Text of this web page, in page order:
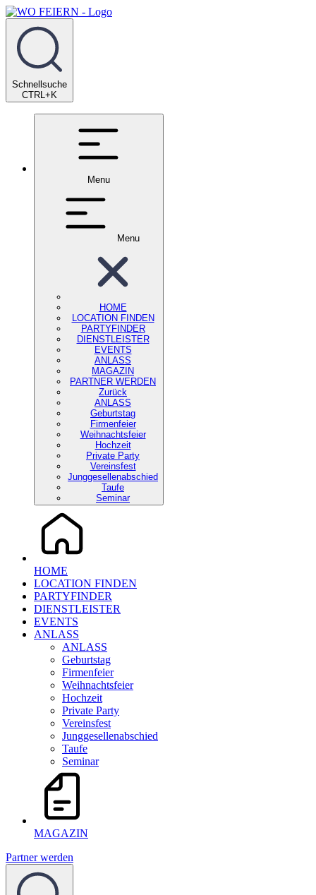
Schnellsuche
CTRL+K
Menu
Menu
HOME
LOCATION FINDEN
PARTYFINDER
DIENSTLEISTER
EVENTS
ANLASS
MAGAZIN
PARTNER WERDEN
Zurück
ANLASS
Geburtstag
Firmenfeier
Weihnachtsfeier
Hochzeit
Private Party
Vereinsfest
Junggesellenabschied
Taufe
Seminar
HOME
LOCATION FINDEN
PARTYFINDER
DIENSTLEISTER
EVENTS
ANLASS
ANLASS
Geburtstag
Firmenfeier
Weihnachtsfeier
Hochzeit
Private Party
Vereinsfest
Junggesellenabschied
Taufe
Seminar
MAGAZIN
Partner werden